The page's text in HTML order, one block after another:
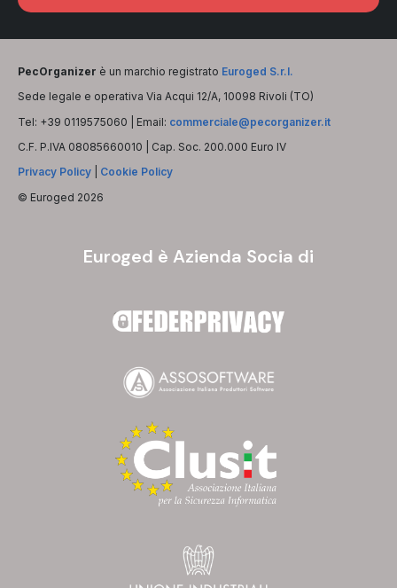
PecOrganizer è un marchio registrato Euroged S.r.l.
Sede legale e operativa Via Acqui 12/A, 10098 Rivoli (TO)
Tel: +39 0119575060 | Email: commerciale@pecorganizer.it
C.F. P.IVA 08085660010 | Cap. Soc. 200.000 Euro IV
Privacy Policy
Cookie Policy
© Euroged 2026
Euroged è Azienda Socia di